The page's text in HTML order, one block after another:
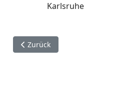
Karlsruhe
Vorheriger Beitrag:
Zurück